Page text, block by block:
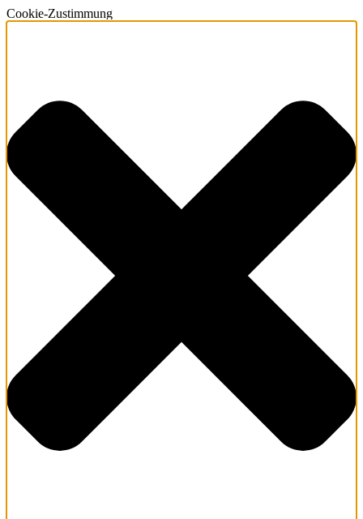
Cookie-Zustimmung